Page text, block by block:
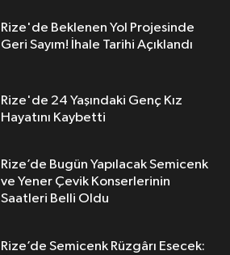
Rize'de Beklenen Yol Projesinde
Geri Sayım! İhale Tarihi Açıklandı
Rize'de 24 Yaşındaki Genç Kız
Hayatını Kaybetti
Rize’de Bugün Yapılacak Semicenk
ve Yener Çevik Konserlerinin
Saatleri Belli Oldu
Rize’de Semicenk Rüzgârı Esecek: